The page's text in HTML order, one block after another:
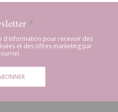
*
d'information pour recevoir des
et des offres marketing par